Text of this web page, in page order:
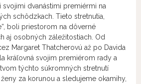
svojimi dvanástimi premiérmi na
schôdzkach. Tieto stretnutia,
boli priestorom na dôverné
aj osobných záležitostiach. Od
Margaret Thatcherovú až po Davida
kráľovná svojim premiérom rady a
týchto súkromných stretnutí
za korunou a sledujeme okamihy,